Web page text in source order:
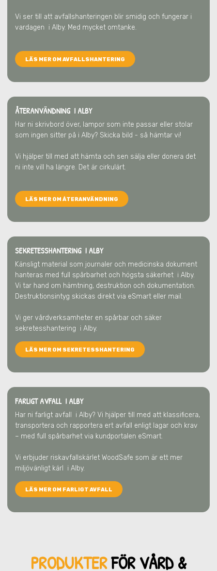
Vi ser till att avfallshanteringen blir smidig och fungerar i
vardagen i Alby. Med mycket omtanke.
LÄS MER OM AVFALLSHANTERING
ÅTERANVÄNDNING I ALBY
Har ni skrivbord över, lampor som inte passar eller stolar
som ingen sitter på i Alby? Skicka bild - så hämtar vi!
Vi hjälper till med att hämta och sen sälja eller donera det
ni inte vill ha längre. Det är cirkulärt.
LÄS MER OM ÅTERANVÄNDNING
SEKRETESSHANTERING I ALBY
Känsligt material som journaler och medicinska dokument
hanteras med full spårbarhet och högsta säkerhet i Alby.
Vi tar hand om hämtning, destruktion och dokumentation.
Destruktionsintyg skickas direkt via eSmart eller mail.
Vi ger vårdverksamheter en spårbar och säker
sekretesshantering i Alby.
LÄS MER OM SEKRETESSHANTERING
FARLIGT AVFALL I ALBY
Har ni farligt avfall i Alby? Vi hjälper till med att klassificera,
transportera och rapportera ert avfall enligt lagar och krav
– med full spårbarhet via kundportalen eSmart.
Vi erbjuder riskavfallskärlet WoodSafe som är ett mer
miljövänligt kärl
i Alby.
LÄS MER OM FARLIGT AVFALL
PRODUKTERFÖR VÅRD &